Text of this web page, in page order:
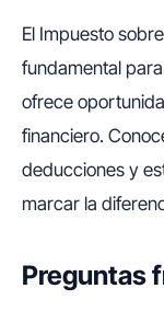
El Impuesto
fundamental
ofrece
financiero.
deducciones y
marcar la
Preguntas